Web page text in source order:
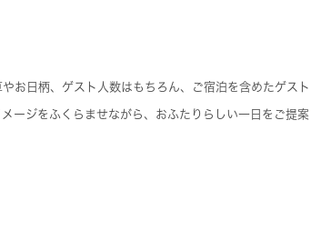
お日柄、ゲスト人数はもちろん、ご宿泊を含めたゲスト
ージをふくらませながら、おふたりらしい一日をご提案